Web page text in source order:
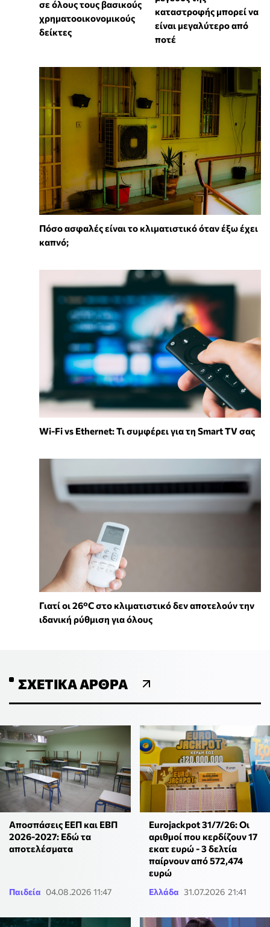
σε όλους τους βασικούς
χρηματοοικονομικούς
δείκτες
καταστροφής μπορεί να
είναι μεγαλύτερο από
ποτέ
Πόσο ασφαλές είναι το κλιματιστικό όταν έξω έχει
καπνό;
Wi-Fi vs Ethernet: Τι συμφέρει για τη Smart TV σας
Γιατί οι 26°C στο κλιματιστικό δεν αποτελούν την
ιδανική ρύθμιση για όλους
ΣΧΕΤΙΚΆ ΆΡΘΡΑ
Αποσπάσεις ΕΕΠ και ΕΒΠ
2026-2027: Εδώ τα
αποτελέσματα
Παιδεία 04.08.2026 11:47
Eurojackpot 31/7/26: Οι
αριθμοί που κερδίζουν 17
εκατ ευρώ - 3 δελτία
παίρνουν από 572,474
ευρώ
Ελλάδα 31.07.2026 21:41